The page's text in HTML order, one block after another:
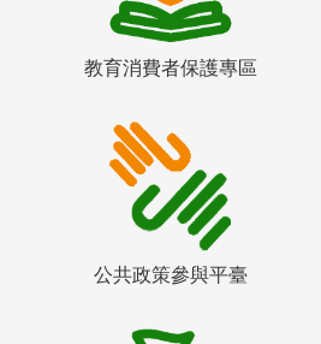
教育消費者保護專區
公共政策參與平臺